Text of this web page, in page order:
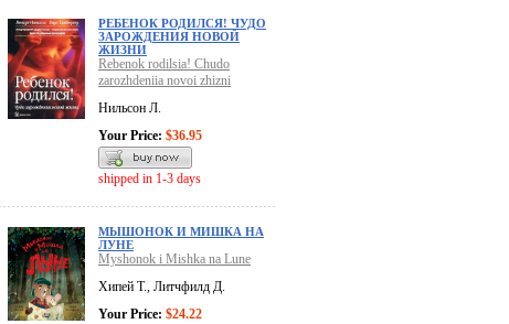
РЕБЕНОК РОДИЛСЯ! ЧУДО
ЗАРОЖДЕНИЯ НОВОЙ
ЖИЗНИ
Rebenok rodilsia! Chudo
zarozhdeniia novoi zhizni
Нильсон Л.
Your Price: $36.95
shipped in 1-3 days
МЫШОНОК И МИШКА НА
ЛУНЕ
Myshonok i Mishka na Lune
Хипей Т., Литчфилд Д.
Your Price: $24.22